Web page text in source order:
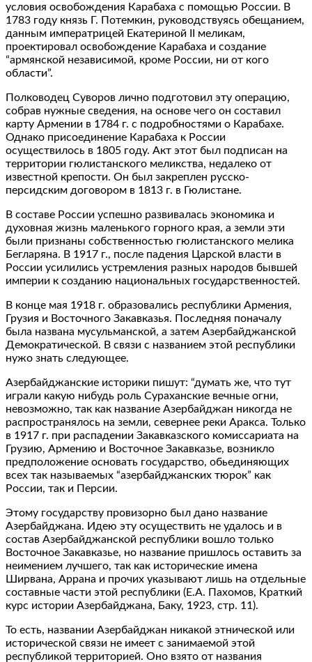
условия освобождения Карабаха с помощью России. В
1783 году князь Г. Потемкин, руководствуясь обещанием,
данным императрицей Екатериной II меликам,
проектировал освобождение Карабаха и создание
“армянской независимой, кроме России, ни от кого
области”.
Полководец Суворов лично подготовил эту операцию,
собрав нужные сведения, на основе чего он составил
карту Армении в 1784 г. с подробностями о Карабахе.
Однако присоединение Карабаха к России
осуществилось в 1805 году. Акт этот был подписан на
территории гюлистанского меликства, недалеко от
известной крепости. Он был закреплен русско-
персидским договором в 1813 г. в Гюлистане.
В составе России успешно развивалась экономика и
духовная жизнь маленького горного края, а земли эти
были признаны собственностью гюлистанского мелика
Бегларяна. В 1917 г., после падения Царской власти в
России усилились устремления разных народов бывшей
империи к созданию национальных государственностей.
В конце мая 1918 г. образовались республики Армения,
Грузия и Восточного Закавказья. Последняя поначалу
была названа мусульманской, а затем Азербайджанской
Демократической. В связи с названием этой республики
нужо знать следующее.
Азербайджанские историки пишут: “думать же, что тут
играли какую нибудь роль Сураханские вечные огни,
невозможно, так как название Азербайджан никогда не
распространялось на земли, севернее реки Аракса. Только
в 1917 г. при распадении Закавказского комиссариата на
Грузию, Армению и Восточное Закавказье, возникло
предположение основать государство, обьединяющих
всех так называемых “азербайджанских тюрок” как
России, так и Персии.
Этому государству провизорно был дано название
Азербайджана. Идею эту осуществить не удалось и в
состав Азербайджанской республики вошло только
Восточное Закавказье, но название пришлось оставить за
неимением лучшего, так как исторические имена
Ширвана, Аррана и прочих указывают лишь на отдельные
составные части этой республики (Е.А. Пахомов, Краткий
курс истории Азербайджана, Баку, 1923, стр. 11).
То есть, названии Азербайджан никакой этнической или
исторической связи не имеет с занимаемой этой
республикой территорией. Оно взято от названия